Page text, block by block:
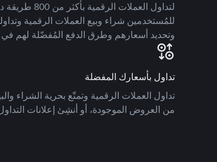
للمُستخدمين شراء وبيع العملات الرقمية
وتحديد أسعارهم وطرق الدفع المُفضّلة لهم
تداول بأسعارك المفضلة
تداول العملات الرقمية وتمتّع بحرية الشراء
من العروض الموجودة، أو أنشِئ إعلانات